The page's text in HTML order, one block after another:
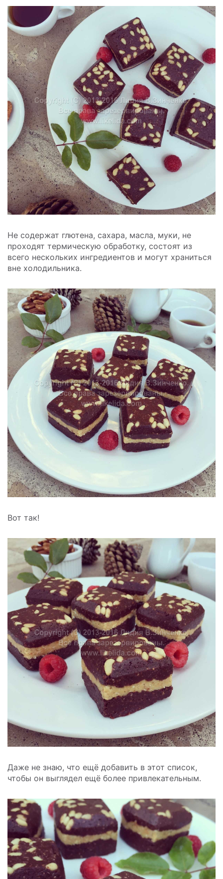
Не содержат глютена, сахара, масла, муки, не
проходят термическую обработку, состоят из
всего нескольких ингредиентов и могут храниться
вне холодильника.
Вот так!
Даже не знаю, что ещё добавить в этот список,
чтобы он выглядел ещё более привлекательным.